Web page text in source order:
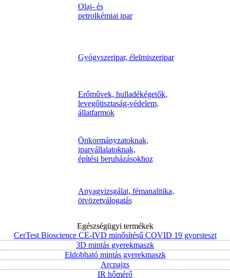
Olaj- és
petrolkémiai ipar
Gyógyszeripar, élelmiszeripar
Erőművek, hulladékégetők,
levegőtisztaság-védelem,
állatfarmok
Önkormányzatoknak,
iparvállalatoknak,
építési beruházásokhoz
Anyagvizsgálat, fémanalitika,
ötvözetválogatás
Egészségügyi termékek
CerTest Bioscience CE-IVD minősítésű COVID 19 gyorsteszt
3D mintás gyerekmaszk
Eldobható mintás gyerekmaszk
Arcpajzs
IR hőmérő